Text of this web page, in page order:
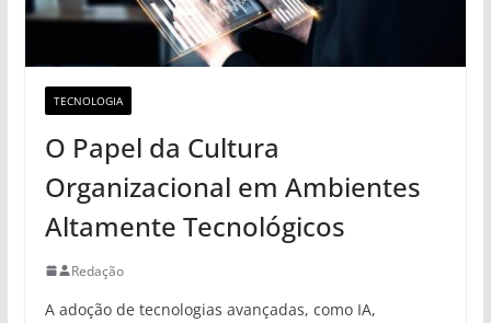
TECNOLOGIA
O Papel da Cultura
Organizacional em Ambientes
Altamente Tecnológicos
Redação
A adoção de tecnologias avançadas, como IA,